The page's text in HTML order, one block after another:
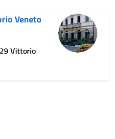
Veneto
Vittorio